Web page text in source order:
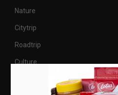
Nature
Citytrip
Roadtrip
Culture